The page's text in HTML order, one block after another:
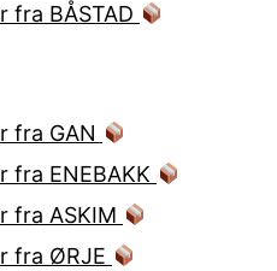
fra BÅSTAD
fra GAN
fra ENEBAKK
fra ASKIM
fra ØRJE